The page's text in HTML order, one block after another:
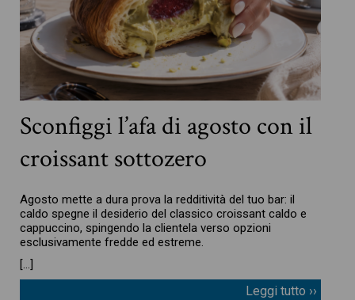
Sconfiggi l’afa di agosto con il
croissant sottozero
Agosto mette a dura prova la redditività del tuo bar: il
caldo spegne il desiderio del classico croissant caldo e
cappuccino, spingendo la clientela verso opzioni
esclusivamente fredde ed estreme.
[…]
Leggi tutto ››